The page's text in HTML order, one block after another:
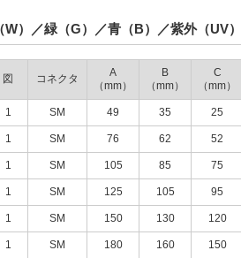
）／緑（G）／青（B）／紫外（UV）
図 コネクタ
A
（mm）
B
（mm）
C
（mm）
1 SM 49 35 25
1 SM 76 62 52
1 SM 105 85 75
1 SM 125 105 95
1 SM 150 130 120
1 SM 180 160 150